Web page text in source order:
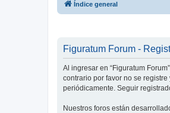
Índice general
Figuratum Forum -
Al ingresar en “Figuratum
contrario por favor no se
periódicamente. Seguir
Nuestros foros están